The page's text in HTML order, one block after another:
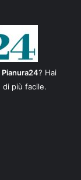
Pianura24? Hai
più facile.